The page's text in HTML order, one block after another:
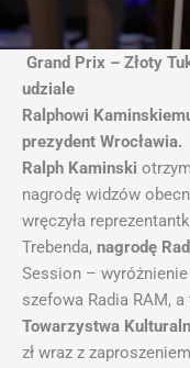
Grand Prix – Złoty
udziale
Ralphowi
prezydent Wrocławia.
Ralph Kaminski
nagrodę widzów
wręczyła
Trebenda, nagrodę
Session –
szefowa Radia RAM, a
Towarzystwa
zł wraz z